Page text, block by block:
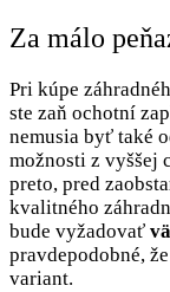
Za málo
Pri kúpe
ste zaň ochotní
nemusia byť také
možnosti z vyššej
preto, pred
kvalitného
bude vyžadovať
pravdepodobné,
variant.